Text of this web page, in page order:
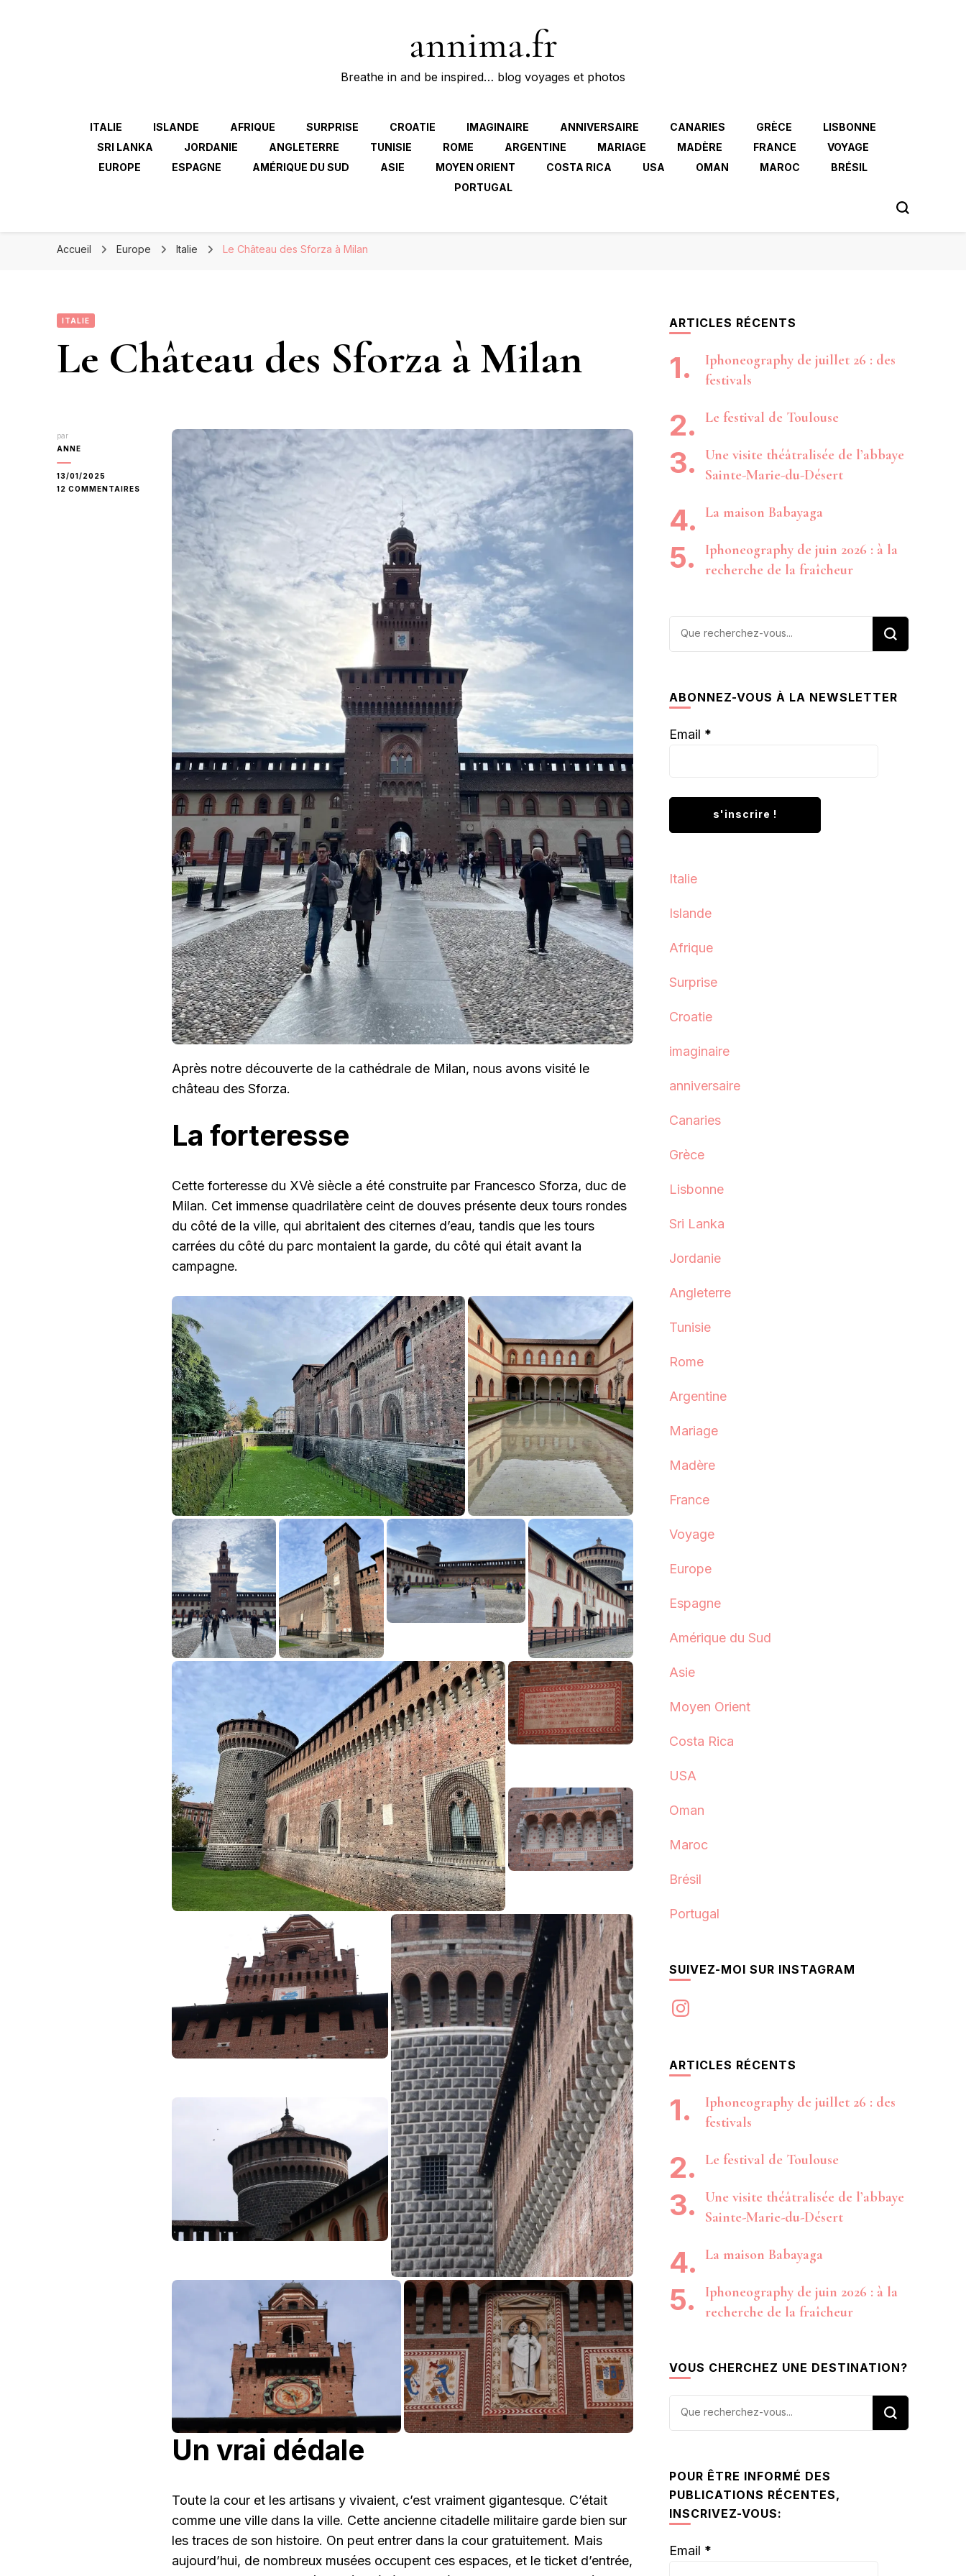
annima.fr
Breathe in and be inspired… blog voyages et photos
ITALIE ISLANDE AFRIQUE SURPRISE CROATIE IMAGINAIRE ANNIVERSAIRE CANARIES GRÈCE
LISBONNE
SRI LANKA
JORDANIE ANGLETERRE TUNISIE ROME ARGENTINE MARIAGE MADÈRE FRANCE
VOYAGE
EUROPE
ESPAGNE AMÉRIQUE DU SUD ASIE MOYEN ORIENT COSTA RICA USA OMAN MAROC
BRÉSIL
PORTUGAL
Accueil Europe Italie Le Château des Sforza à Milan
ITALIE
Le Château des Sforza à Milan
par
ANNE
13/01/2025
12 COMMENTAIRES
Après notre découverte de la cathédrale de Milan, nous avons visité le
château des Sforza.
La forteresse
Cette forteresse du XVè siècle a été construite par Francesco Sforza, duc de
Milan. Cet immense quadrilatère ceint de douves présente deux tours rondes
du côté de la ville, qui abritaient des citernes d’eau, tandis que les tours
carrées du côté du parc montaient la garde, du côté qui était avant la
campagne.
Un vrai dédale
Toute la cour et les artisans y vivaient, c’est vraiment gigantesque. C’était
comme une ville dans la ville. Cette ancienne citadelle militaire garde bien sur
les traces de son histoire. On peut entrer dans la cour gratuitement. Mais
aujourd’hui, de nombreux musées occupent ces espaces, et le ticket d’entrée,
ARTICLES RÉCENTS
Iphoneography de juillet 26 : des
festivals
Le festival de Toulouse
Une visite théâtralisée de l’abbaye
Sainte-Marie-du-Désert
La maison Babayaga
Iphoneography de juin 2026 : à la
recherche de la fraîcheur
Vous
ABONNEZ-VOUS À LA NEWSLETTER
Email *
Italie
Islande
Afrique
Surprise
Croatie
imaginaire
anniversaire
Canaries
Grèce
Lisbonne
Sri Lanka
Jordanie
Angleterre
Tunisie
Rome
Argentine
Mariage
Madère
France
Voyage
Europe
Espagne
Amérique du Sud
Asie
Moyen Orient
Costa Rica
USA
Oman
Maroc
Brésil
Portugal
SUIVEZ-MOI SUR INSTAGRAM
Instagram
ARTICLES RÉCENTS
Iphoneography de juillet 26 : des
festivals
Le festival de Toulouse
Une visite théâtralisée de l’abbaye
Sainte-Marie-du-Désert
La maison Babayaga
Iphoneography de juin 2026 : à la
recherche de la fraîcheur
VOUS CHERCHEZ UNE DESTINATION?
Vous
POUR ÊTRE INFORMÉ DES
PUBLICATIONS RÉCENTES,
INSCRIVEZ-VOUS:
Email *